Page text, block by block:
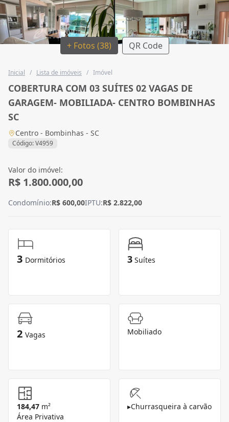
+ Fotos (38) QR Code
Inicial / Lista de imóveis / Imóvel
COBERTURA COM 03 SUÍTES 02 VAGAS DE
GARAGEM- MOBILIADA- CENTRO BOMBINHAS
SC
Centro - Bombinhas - SC
Código: V4959
Valor do imóvel:
R$ 1.800.000,00
Condomínio:R$ 600,00IPTU:R$ 2.822,00
3 Dormitórios 3 Suítes
2 Vagas Mobiliado
184,47 m²
Área Privativa
▸Churrasqueira à carvão